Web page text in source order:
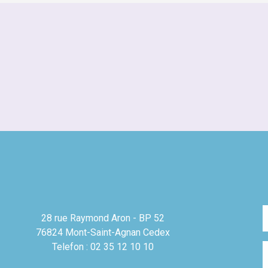
28 rue Raymond Aron - BP 52
76824 Mont-Saint-Agnan Cedex
Telefon : 02 35 12 10 10